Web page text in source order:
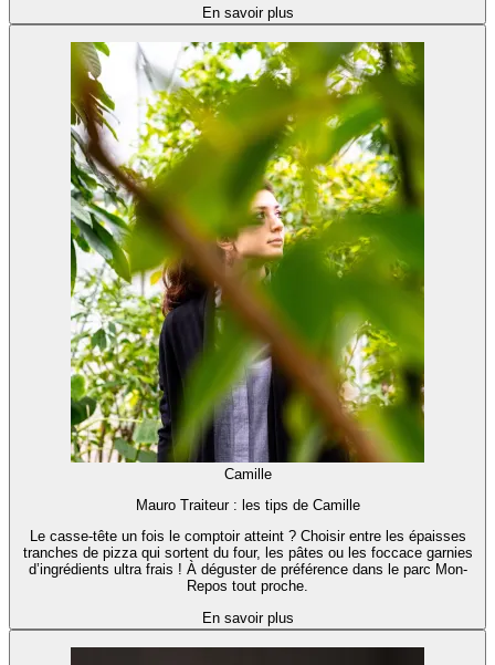
En savoir plus
Camille
Mauro Traiteur : les tips de Camille
Le casse-tête un fois le comptoir atteint ? Choisir entre les épaisses
tranches de pizza qui sortent du four, les pâtes ou les foccace garnies
d’ingrédients ultra frais ! À déguster de préférence dans le parc Mon-
Repos tout proche.
En savoir plus